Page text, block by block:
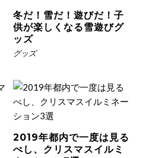
冬だ！雪だ！遊びだ！子
供が楽しくなる雪遊びグ
ッズ
グッズ
2019年都内で一度は見る
べし、クリスマスイルミ